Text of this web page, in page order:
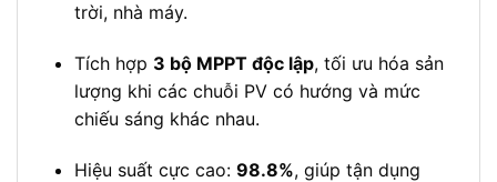
trời, nhà máy.
Tích hợp 3 bộ MPPT độc lập, tối ưu hóa sản
lượng khi các chuỗi PV có hướng và mức
chiếu sáng khác nhau.
Hiệu suất cực cao: 98.8%, giúp tận dụng